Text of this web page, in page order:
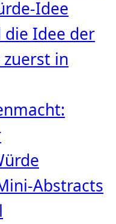
Idee der
in
Abstracts